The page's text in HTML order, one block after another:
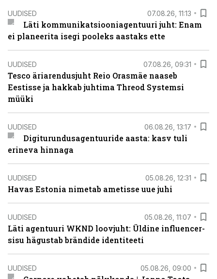
UUDISED 07.08.26, 11:13
Läti kommunikatsiooniagentuuri juht: Enam
ei planeerita isegi pooleks aastaks ette
UUDISED 07.08.26, 09:31
Tesco äriarendusjuht Reio Orasmäe naaseb
Eestisse ja hakkab juhtima Threod Systemsi
müüki
UUDISED 06.08.26, 13:17
Digiturundusagentuuride aasta: kasv tuli
erineva hinnaga
UUDISED 05.08.26, 12:31
Havas Estonia nimetab ametisse uue juhi
UUDISED 05.08.26, 11:07
Läti agentuuri WKND loovjuht: Üldine influencer-
sisu hägustab brändide identiteeti
UUDISED 05.08.26, 09:00